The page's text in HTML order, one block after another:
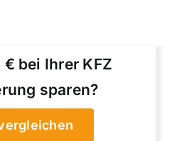
bei Ihrer KFZ
sparen?